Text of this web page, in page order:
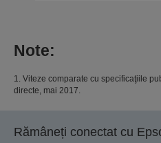
Note:
1. Viteze comparate cu specificaţiile
directe, mai 2017.
Rămâneți conectat cu